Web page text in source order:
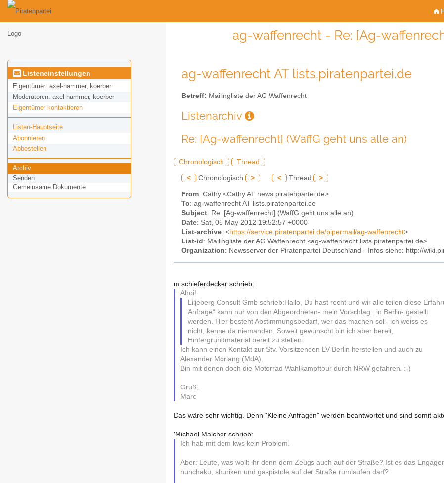
ag-waffenrecht - Re: [Ag-
Listeneinstellungen
Eigentümer: axel-hammer, koerber
Moderatoren: axel-hammer, koerber
Eigentümer kontaktieren
Listen-Hauptseite
Abonnieren
Abbestellen
Archiv
Senden
Gemeinsame Dokumente
ag-waffenrecht AT lists.piratenpartei.de
Betreff: Mailingliste der AG Waffenrecht
Listenarchiv
Re: [Ag-waffenrecht] (WaffG geht uns alle an)
Chronologisch Thread
< Chronologisch > < Thread >
From: Cathy <Cathy AT news.piratenpartei.de>
To: ag-waffenrecht AT lists.piratenpartei.de
Subject: Re: [Ag-waffenrecht] (WaffG geht uns alle an)
Date: Sat, 05 May 2012 19:52:57 +0000
List-archive: <https://service.piratenpartei.de/pipermail/ag-waffenrecht>
List-id : Mailingliste der AG Waffenrecht <ag-waffenrecht.lists.piratenpartei.de>
Organization: Newsserver der Piratenpartei Deutschland - Infos siehe: http://
m.schieferdecker schrieb:
Ahoi!
Liljeberg Consult Gmb schrieb:Hallo, Du hast recht und wir alle teilen diese
Anfrage“ kann nur von den Abgeordneten- mein Vorschlag : in Berlin- gestellt
werden. Hier besteht Abstimmungsbedarf, wer das machen soll- ich weiss es
nicht, kenne da niemanden. Soweit gewünscht bin ich aber bereit,
Hintergrundmaterial bereit zu stellen.
Ich kann einen Kontakt zur Stv. Vorsitzenden LV Berlin herstellen und auch zu
Alexander Morlang (MdA).
Bin mit denen doch die Motorrad Wahlkampftour durch NRW gefahren. :-)
Gruß,
Marc
Das wäre sehr wichtig. Denn "Kleine Anfragen" werden beantwortet und sind somit
'Michael Malcher schrieb:
Ich hab mit dem kws kein Problem.
Aber: Leute, was wollt ihr denn dem Zeugs auch auf der Straße? Ist es das
nunchaku, shuriken und gaspistole auf der Straße rumlaufen darf?